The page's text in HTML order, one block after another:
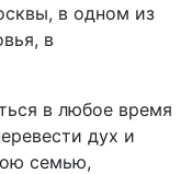
в одном из
в
в любое время
дух и
семью,